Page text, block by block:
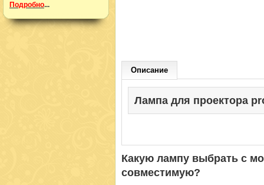
Подробно...
Описание
Лампа для проектора
Какую лампу выбрать с
совместимую?